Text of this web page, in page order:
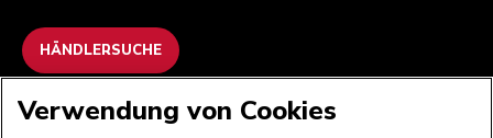
HÄNDLERSUCHE
WIR AKZEPTIEREN
Verwendung von Cookies